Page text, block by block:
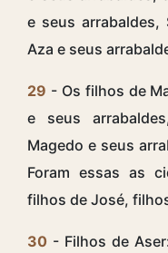
e seus arrabaldes,
Aza e seus
29 - Os filhos de
e seus
Magedo e seus
Foram essas as
filhos de José,
30 - Filhos de